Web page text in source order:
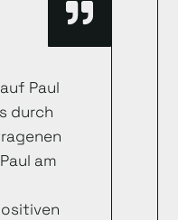
Paul
durch
am